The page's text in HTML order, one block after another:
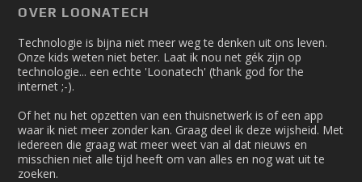
OVER LOONATECH
Technologie is bijna niet meer weg te denken uit ons leven.
Onze kids weten niet beter. Laat ik nou net gék zijn op
technologie... een echte 'Loonatech' (thank god for the
internet ;-).
Of het nu het opzetten van een thuisnetwerk is of een app
waar ik niet meer zonder kan. Graag deel ik deze wijsheid. Met
iedereen die graag wat meer weet van al dat nieuws en
misschien niet alle tijd heeft om van alles en nog wat uit te
zoeken.